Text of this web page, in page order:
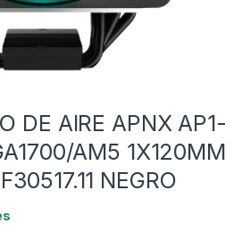
DE AIRE APNX AP1-
AM5 1X120MM
NEGRO